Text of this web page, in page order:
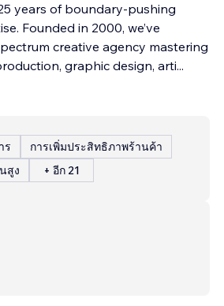
years of boundary-pushing
Founded in 2000, we’ve
creative agency mastering
graphic design, arti...
ร
การเพิ่มประสิทธิภาพร้านค้า
สูง
+ อีก 21